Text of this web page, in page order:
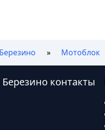
Березино Мотоблок
контакты